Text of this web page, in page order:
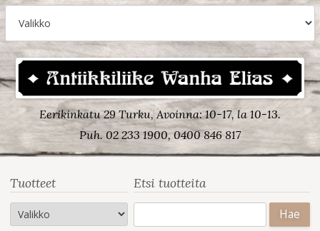
Eerikinkatu 29 Turku, Avoinna: 10-17, la 10-13.
Puh. 02 233 1900, 0400 846 817
Tuotteet Etsi tuotteita